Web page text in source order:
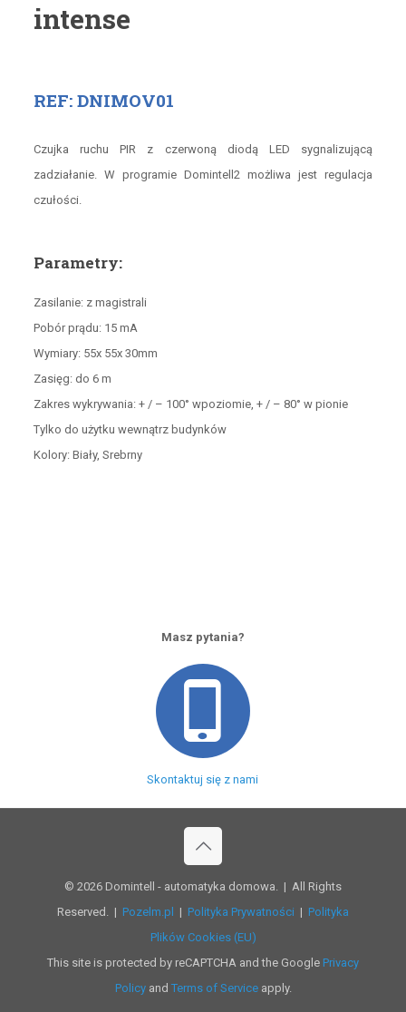
intense
REF: DNIMOV01
Czujka ruchu PIR z czerwoną diodą LED sygnalizującą
zadziałanie. W programie Domintell2 możliwa jest regulacja
czułości.
Parametry:
Zasilanie: z magistrali
Pobór prądu: 15 mA
Wymiary: 55x 55x 30mm
Zasięg: do 6 m
Zakres wykrywania: + / – 100° wpoziomie, + / – 80° w pionie
Tylko do użytku wewnątrz budynków
Kolory: Biały, Srebrny
Masz pytania?
Skontaktuj się z nami
© 2026 Domintell - automatyka domowa. | All Rights
Reserved. | Pozelm.pl | Polityka Prywatności | Polityka
Plików Cookies (EU)
This site is protected by reCAPTCHA and the Google Privacy
Policyand Terms of Serviceapply.